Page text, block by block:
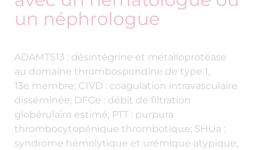
ADAMTS13 : désintégrine et métalloprotéase
au domaine thrombospondine de type 1,
13e membre; CIVD : coagulation intravasculaire
disséminée; DFGe : débit de filtration
globérulaire estimé; PTT : purpura
thrombocytopénique thrombotique; SHUa :
syndrome hémolytique et urémique atypique;